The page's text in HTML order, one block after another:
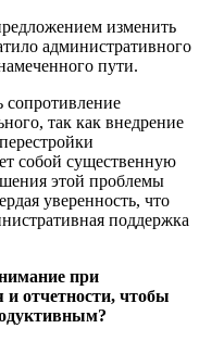
изменить
административного
пути.
сопротивление
так как внедрение
собой существенную
этой проблемы
уверенность, что
поддержка
при
отчетности, чтобы